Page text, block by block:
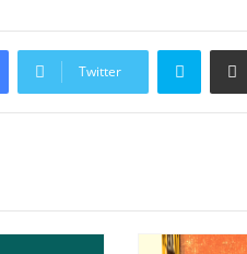
Twitter
Skype